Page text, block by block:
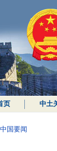
页 中土
中国要闻